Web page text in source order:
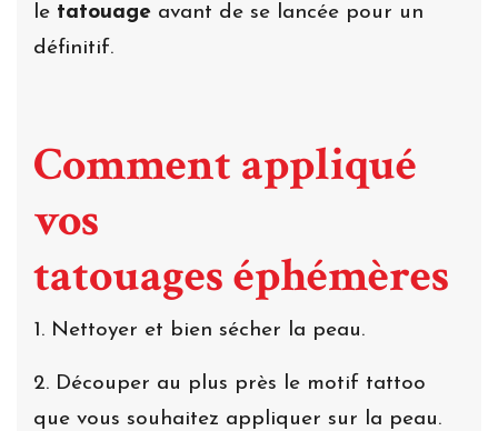
le tatouage avant de se lancée pour un
définitif.
Comment appliqué
vos
tatouages éphémères
1. Nettoyer et bien sécher la peau.
2. Découper au plus près le motif tattoo
que vous souhaitez appliquer sur la peau.